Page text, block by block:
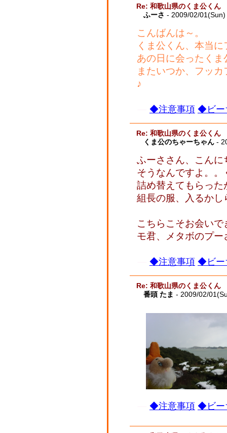
Re: 和歌山県のくま公くん
ふーさ - 2009/02/
こんばんは～。
くま公くん、本当
あの日に会ったく
またいつか、フッ
♪
◆注意事項 ◆ビー
Re: 和歌山県のくま公くん
くま公のちゃーちゃん -
ふーささん、こん
そうなんですよ。
詰め替えてもらっ
組長の服、入るかし
こちらこそお会い
モ君、メタボのプ
◆注意事項 ◆ビー
Re: 和歌山県のくま公くん
番頭 たま - 2009/02/
◆注意事項 ◆ビー